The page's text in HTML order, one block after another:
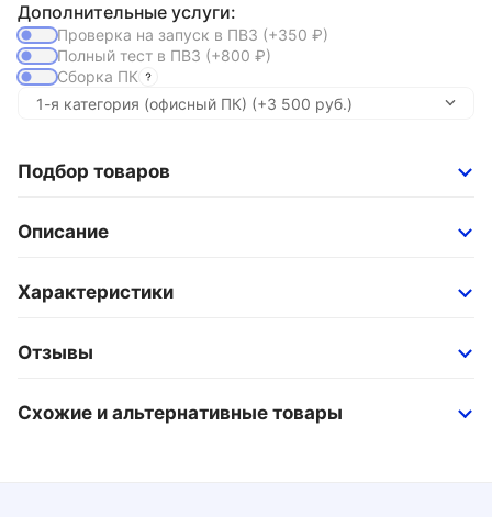
Дополнительные услуги:
Проверка на запуск в ПВЗ (+350 ₽)
Полный тест в ПВЗ (+800 ₽)
Сборка ПК
Подбор товаров
Описание
Характеристики
Отзывы
Схожие и альтернативные товары